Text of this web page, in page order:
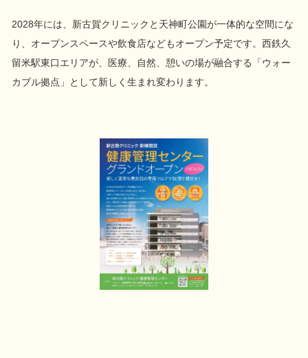
2028年には、新古賀クリニックと天神町公園が一体的な空間にな
り、オープンスペースや飲食店などもオープン予定です。西鉄久
留米駅東口エリアが、医療、自然、憩いの場が融合する「ウォー
カブル拠点」として新しく生まれ変わります。